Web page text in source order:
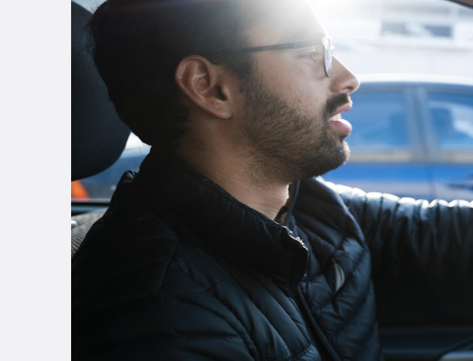
Enlaces de interés
Aspirantes
Becas
Graduaciones
CRUCE
Derecho